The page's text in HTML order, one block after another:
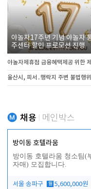
야놀자17주년 기념 야놀자
주센터 할인 프로모션 진행
야놀자제휴점 금융혜택제공 위한
울산시, 피서․행락지 주변 불법행
채용 메인박스
방이동 호텔라움
방이동 호텔라움 청소팀(
자매) 모집합니다.
서울 송파구 월 5,600,000원